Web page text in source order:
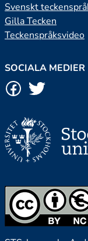
Svenskt
Gilla Tecken
Teckenspråksvideo
SOCIALA MEDIER